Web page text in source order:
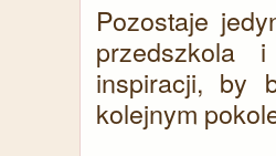
Pozostaje
przedszkola
inspiracji, by
kolejnym